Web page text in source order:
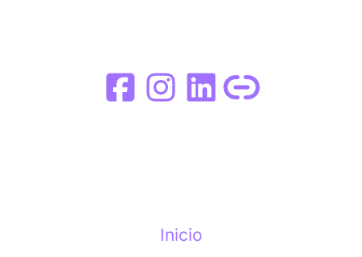
Inicio